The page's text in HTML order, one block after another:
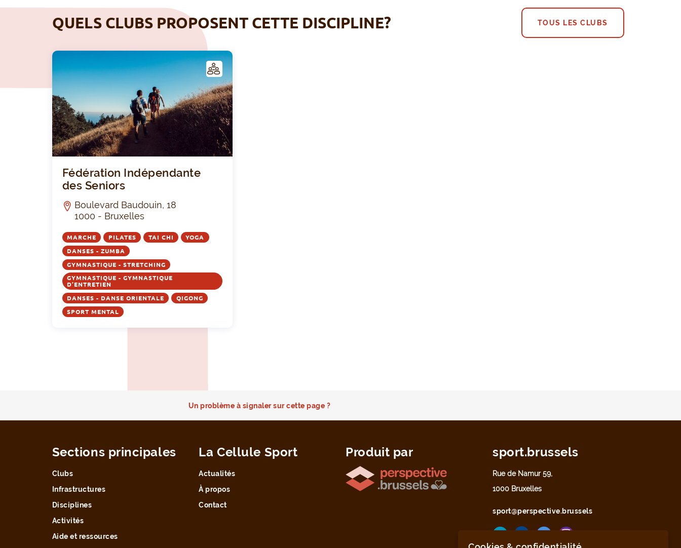
QUELS CLUBS PROPOSENT CETTE DISCIPLINE? TOUS LES CLUBS
LUB
Fédération Indépendante
des Seniors
Boulevard Baudouin, 18
1000 - Bruxelles
MARCHE PILATES TAI CHI YOGA
DANSES - ZUMBA
GYMNASTIQUE - STRETCHING
GYMNASTIQUE - GYMNASTIQUE
D’ENTRETIEN
DANSES - DANSE ORIENTALE QIGONG
SPORT MENTAL
Un problème à signaler sur cette page ?
Sections principales
Clubs
Infrastructures
Disciplines
Activités
Aide et ressources
La Cellule Sport
Actualités
À propos
Contact
Produit par sport.brussels
Rue de Namur 59,
1000 Bruxelles
sport@perspective.brussels